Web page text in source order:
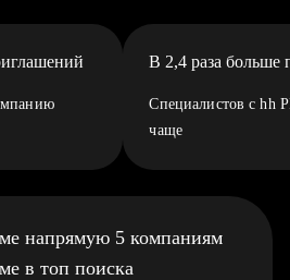
В 2,4 раза больше
Специалистов с hh
чаще
напрямую 5 компаниям
в топ поиска